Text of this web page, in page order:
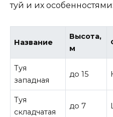
туй и их особенностями:
Название
Высота,
м
Туя
западная
до 15
Туя
складчатая
до 7